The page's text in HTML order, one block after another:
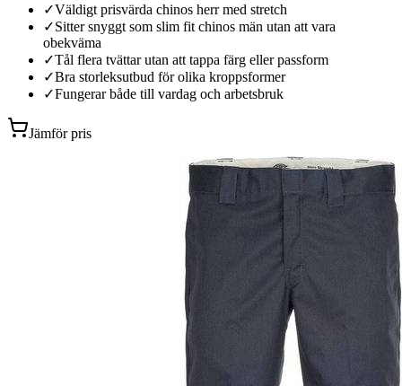
✓Väldigt prisvärda chinos herr med stretch
✓Sitter snyggt som slim fit chinos män utan att vara
obekväma
✓Tål flera tvättar utan att tappa färg eller passform
✓Bra storleksutbud för olika kroppsformer
✓Fungerar både till vardag och arbetsbruk
Jämför pris